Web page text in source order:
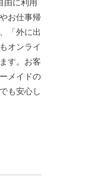
由に利用
お仕事帰
「外に出
オンライ
す。お客
メイドの
も安心し